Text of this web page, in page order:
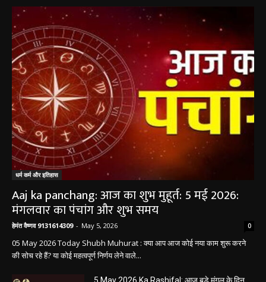
धर्म कर्म और इतिहास
Aaj ka panchang: आज का शुभ मुहूर्त: 5 मई 2026:
मंगलवार का पंचांग और शुभ समय
हेमंत वैष्णव 9131614309 - May 5, 2026 0
05 May 2026 Today Shubh Muhurat : क्या आप आज कोई नया काम शुरू करने
की सोच रहे हैं? या कोई महत्वपूर्ण निर्णय लेने वाले...